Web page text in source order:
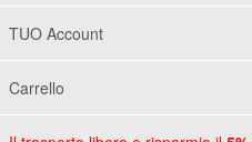
TUO Account
Carrello